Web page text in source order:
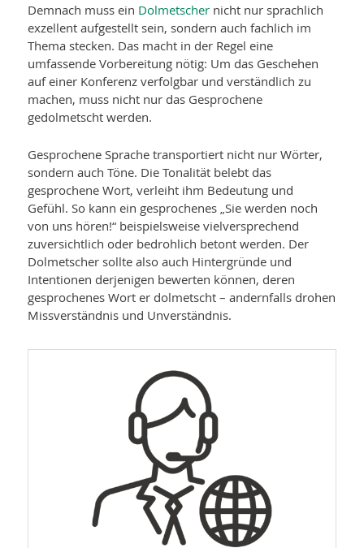
Demnach muss ein Dolmetscher nicht nur sprachlich
exzellent aufgestellt sein, sondern auch fachlich im
Thema stecken. Das macht in der Regel eine
umfassende Vorbereitung nötig: Um das Geschehen
auf einer Konferenz verfolgbar und verständlich zu
machen, muss nicht nur das Gesprochene
gedolmetscht werden.
Gesprochene Sprache transportiert nicht nur Wörter,
sondern auch Töne. Die Tonalität belebt das
gesprochene Wort, verleiht ihm Bedeutung und
Gefühl. So kann ein gesprochenes „Sie werden noch
von uns hören!“ beispielsweise vielver­sprechend
zuversichtlich oder bedrohlich betont werden. Der
Dolmetscher sollte also auch Hintergründe und
Intentionen derjenigen bewerten können, deren
gesprochenes Wort er dolmetscht – andernfalls drohen
Missverständnis und Unverständnis.